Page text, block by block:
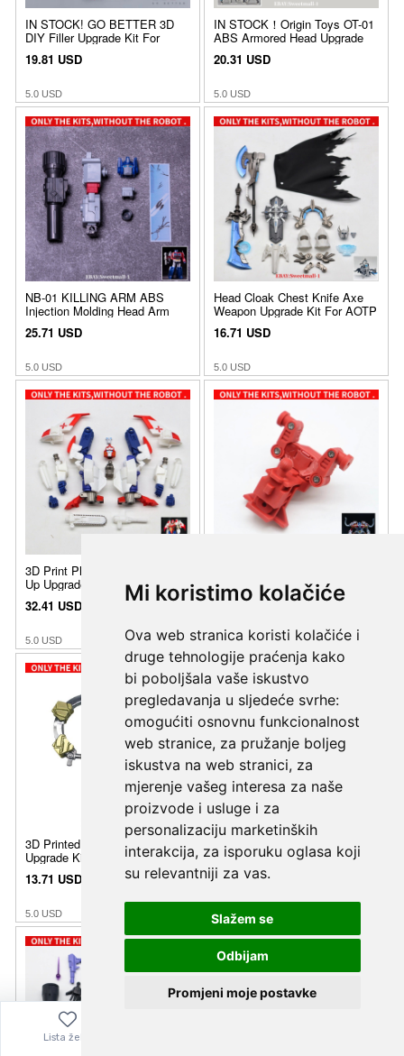
Mi koristimo kolačiće
Ova web stranica koristi kolačiće i
druge tehnologije praćenja kako
bi poboljšala vaše iskustvo
pregledavanja u sljedeće svrhe:
omogućiti osnovnu funkcionalnost
web stranice, za pružanje boljeg
iskustva na web stranici, za
mjerenje vašeg interesa za naše
proizvode i usluge i za
personalizaciju marketinških
interakcija, za isporuku oglasa koji
su relevantniji za vas.
Slažem se
Odbijam
Promjeni moje postavke
Lista želja